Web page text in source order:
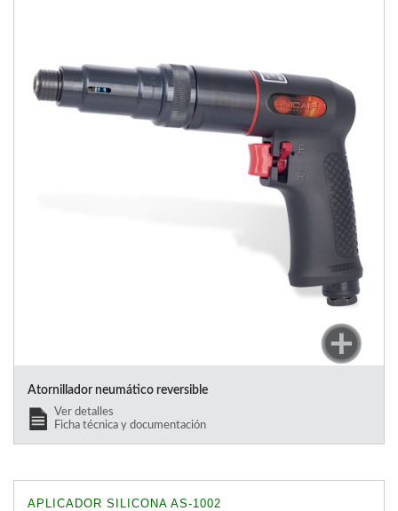
Atornillador neumático reversible
Ver detalles
Ficha técnica y documentación
APLICADOR SILICONA AS-1002